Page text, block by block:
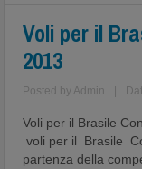
Voli per il
2013
Posted by Admin
Voli per il Brasile
voli per il Brasile
partenza della